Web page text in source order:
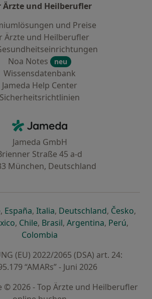
Ärzte und Heilberufler
und Preise
Ärzte und Heilberufler
Noa Notes
neu
Wissensdatenbank
Jameda Help Center
Sicherheitsrichtlinien
Jameda - Startseite
Jameda GmbH
Straße 45 a-d
München, Deutschland
neuen Registerkarte
öffnet in einer neuen Registerkarte
, Españaöffnet in einer neuen
, Italiaöffnet in einer neuen
, Deutschlandöffnet in
, Česko,
in einer neuen Registerkarte
öffnet in einer neuen Registerkarte
, Chileöffnet in einer neuen
, Brasilöffnet in einer neuen
, Argentinaöffnet in
, Perúöffnet
,
Colombia
(EU) 2022/2065 (DSA) art. 24:
“AMARs” - Juni 2026
© 2026 - Top Ärzte und Heilberufler